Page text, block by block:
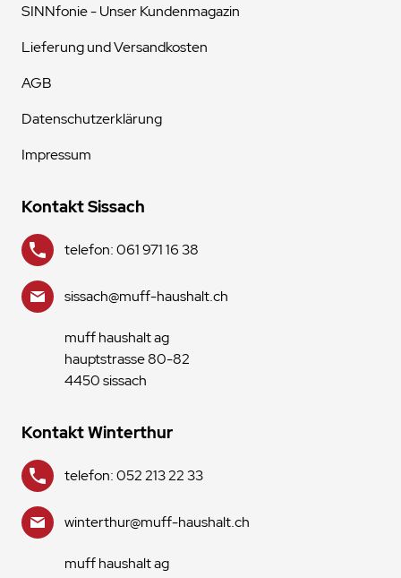
SINNfonie - Unser Kundenmagazin
Lieferung und Versandkosten
AGB
Datenschutzerklärung
Impressum
Kontakt Sissach
telefon: 061 971 16 38
sissach@muff-haushalt.ch
muff haushalt ag
hauptstrasse 80-82
4450 sissach
Kontakt Winterthur
telefon: 052 213 22 33
winterthur@muff-haushalt.ch
muff haushalt ag